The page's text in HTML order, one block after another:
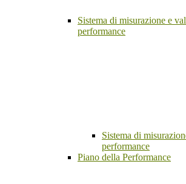
Sistema di misurazione e
performance
Sistema di
performance
Piano della Performance